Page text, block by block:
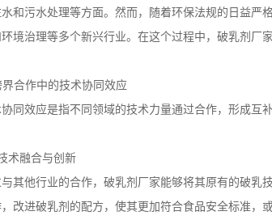
水和污水处理等方面。然而，随着环保法规的日益严
境治理等多个新兴行业。在这个过程中，破乳剂厂
界合作中的技术协同效应
同效应是指不同领域的技术力量通过合作，形成互
术融合与创新
其他行业的合作，破乳剂厂家能够将其原有的破乳
改进破乳剂的配方，使其更加符合食品安全标准，